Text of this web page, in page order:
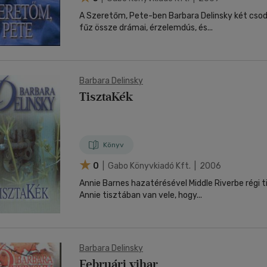
A Szeretőm, Pete-ben Barbara Delinsky két
fűz össze drámai, érzelemdús, és...
Barbara Delinsky
TisztaKék
Könyv
0
| Gabo Könyvkiadó Kft. | 2006
Annie Barnes hazatérésével Middle Riverbe régi
Annie tisztában van vele, hogy...
Barbara Delinsky
Februári vihar